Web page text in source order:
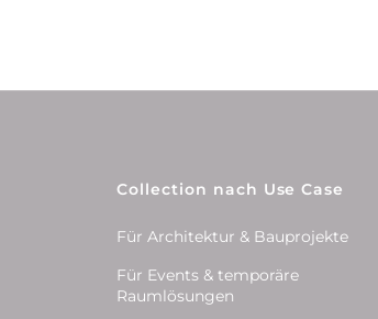
Collection nach Use Case
Für Architektur & Bauprojekte
Für Events & temporäre
Raumlösungen